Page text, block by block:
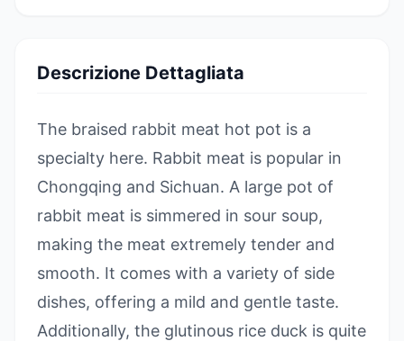
Descrizione Dettagliata
The braised rabbit meat hot pot is a
specialty here. Rabbit meat is popular in
Chongqing and Sichuan. A large pot of
rabbit meat is simmered in sour soup,
making the meat extremely tender and
smooth. It comes with a variety of side
dishes, offering a mild and gentle taste.
Additionally, the glutinous rice duck is quite